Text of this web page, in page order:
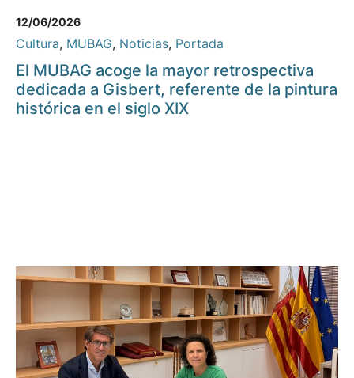
12/06/2026
Cultura, MUBAG, Noticias, Portada
El MUBAG acoge la mayor retrospectiva
dedicada a Gisbert, referente de la pintura
histórica en el siglo XIX